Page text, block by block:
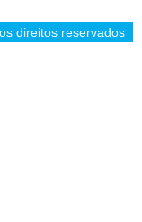
direitos reservados